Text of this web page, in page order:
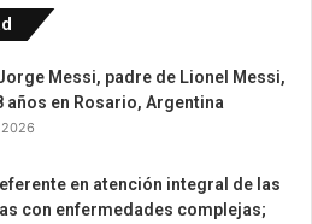
Messi, padre de Lionel Messi,
años en Rosario, Argentina
en atención integral de las
con enfermedades complejas;